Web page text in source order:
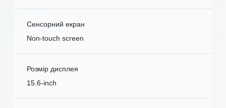
Сенсорний екран
Non-touch screen
Розмір дисплея
15.6-inch